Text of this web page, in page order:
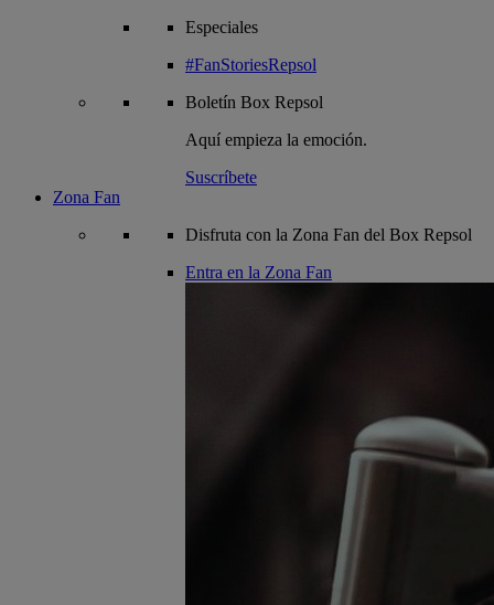
Especiales
#FanStoriesRepsol
Boletín Box Repsol
Aquí empieza la emoción.
Suscríbete
Zona Fan
Disfruta con la Zona Fan del Box Repsol
Entra en la Zona Fan